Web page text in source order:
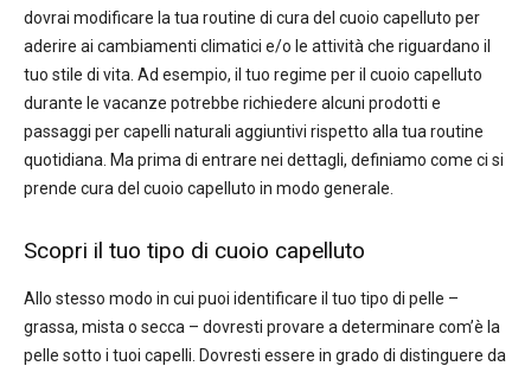
dovrai modificare la tua routine di cura del cuoio capelluto per
aderire ai cambiamenti climatici e/o le attività che riguardano il
tuo stile di vita. Ad esempio, il tuo regime per il cuoio capelluto
durante le vacanze potrebbe richiedere alcuni prodotti e
passaggi per capelli naturali aggiuntivi rispetto alla tua routine
quotidiana. Ma prima di entrare nei dettagli, definiamo come ci si
prende cura del cuoio capelluto in modo generale.
Scopri il tuo tipo di cuoio capelluto
Allo stesso modo in cui puoi identificare il tuo tipo di pelle –
grassa, mista o secca – dovresti provare a determinare com’è la
pelle sotto i tuoi capelli. Dovresti essere in grado di distinguere da